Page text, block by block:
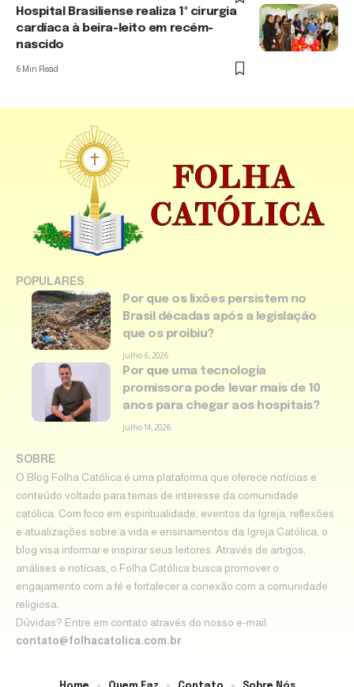
Hospital Brasiliense realiza 1ª cirurgia
cardíaca à beira-leito em recém-
nascido
6 Min Read
POPULARES
Por que os lixões persistem no
Brasil décadas após a legislação
que os proibiu?
julho 6, 2026
Por que uma tecnologia
promissora pode levar mais de 10
anos para chegar aos hospitais?
julho 14, 2026
SOBRE
O Blog Folha Católica é uma plataforma que oferece notícias e
conteúdo voltado para temas de interesse da comunidade
católica. Com foco em espiritualidade, eventos da Igreja, reflexões
e atualizações sobre a vida e ensinamentos da Igreja Católica, o
blog visa informar e inspirar seus leitores. Através de artigos,
análises e notícias, o Folha Católica busca promover o
engajamento com a fé e fortalecer a conexão com a comunidade
religiosa.
Dúvidas? Entre em contato através do nosso e-mail:
contato@folhacatolica.com.br